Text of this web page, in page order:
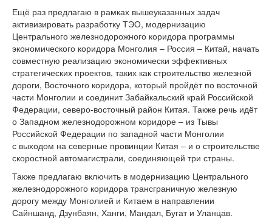
Ещё раз предлагаю в рамках вышеуказанных задач
активизировать разработку ТЭО, модернизацию
Центрального железнодорожного коридора программы
экономического коридора Монголия – Россия – Китай, начать
совместную реализацию экономически эффективных
стратегических проектов, таких как строительство железной
дороги, Восточного коридора, который пройдёт по восточной
части Монголии и соединит Забайкальский край Российской
Федерации, северо-восточный район Китая. Также речь идёт
о Западном железнодорожном коридоре – из Тывы
Российской Федерации по западной части Монголии
с выходом на северные провинции Китая – и о строительстве
скоростной автомагистрали, соединяющей три страны.
Также предлагаю включить в модернизацию Центрального
железнодорожного коридора трансграничную железную
дорогу между Монголией и Китаем в направлении
Сайншанд, Дзунбаян, Ханги, Мандал, Бугат и Уланцав.